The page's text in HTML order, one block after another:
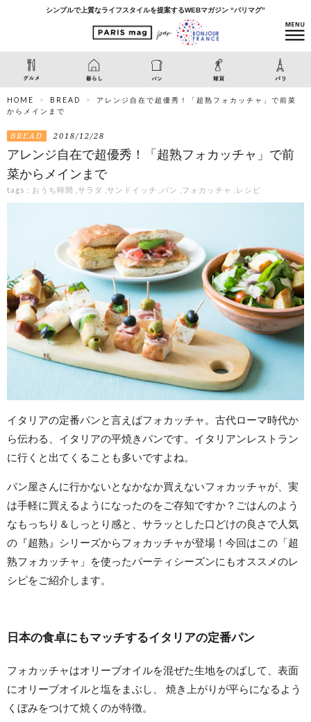
シンプルで上質なライフスタイルを提案するWEBマガジン “パリマグ”
HOME BREAD
アレンジ自在で超優秀！「超熟フォカッチャ」で前菜
からメインまで
BREAD 2018/12/28
アレンジ自在で超優秀！「超熟フォカッチャ」で前
菜からメインまで
tags : おうち時間 サラダ サンドイッチ パン フォカッチャ レシピ
イタリアの定番パンと言えばフォカッチャ。古代ローマ時代か
ら伝わる、イタリアの平焼きパンです。イタリアンレストラン
に行くと出てくることも多いですよね。
パン屋さんに行かないとなかなか買えないフォカッチャが、実
は手軽に買えるようになったのをご存知ですか？ごはんのよう
なもっちり＆しっとり感と、サラッとした口どけの良さで人気
の『超熟』シリーズからフォカッチャが登場！今回はこの「超
熟フォカッチャ」を使ったパーティシーズンにもオススメのレ
シピをご紹介します。
日本の食卓にもマッチするイタリアの定番パン
フォカッチャはオリーブオイルを混ぜた生地をのばして、表面
にオリーブオイルと塩をまぶし、 焼き上がりが平らになるよう
くぼみをつけて焼くのが特徴。